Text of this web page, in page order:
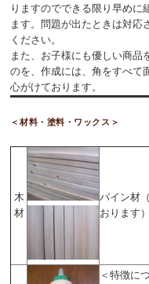
りますのでできる限り早めに
ます。問題が出たときは対応
ください。
また、お子様にも優しい商品
のを、作成には、角をすべ
心がけております。
＜材料・塗料・ワックス＞
木
材
パイン材
おります）
＜特徴に